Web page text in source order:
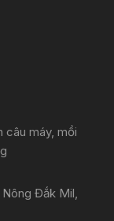
câu máy, mồi
Đắk Mil,